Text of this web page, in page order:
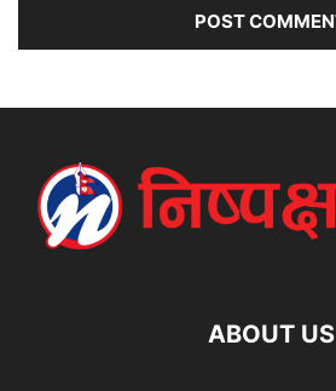
ABOUT US